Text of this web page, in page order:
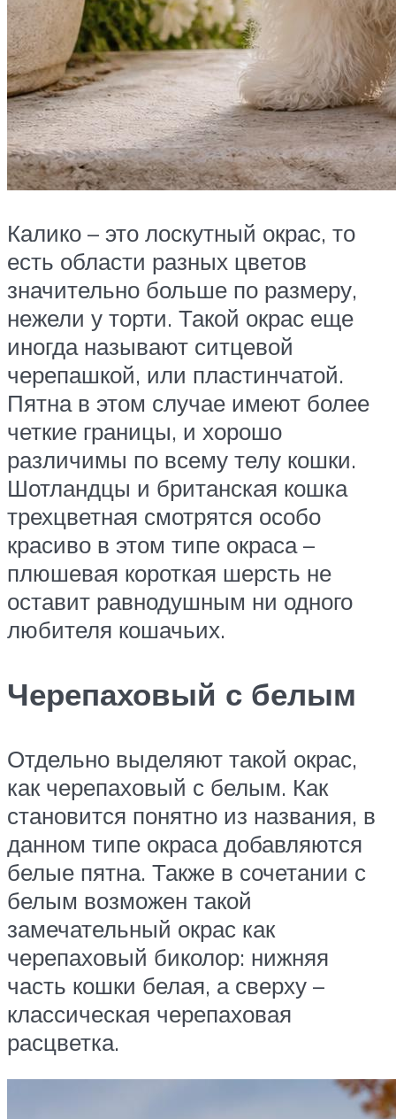
Калико – это лоскутный окрас, то
есть области разных цветов
значительно больше по размеру,
нежели у торти. Такой окрас еще
иногда называют ситцевой
черепашкой, или пластинчатой.
Пятна в этом случае имеют более
четкие границы, и хорошо
различимы по всему телу кошки.
Шотландцы и британская кошка
трехцветная смотрятся особо
красиво в этом типе окраса –
плюшевая короткая шерсть не
оставит равнодушным ни одного
любителя кошачьих.
Черепаховый с белым
Отдельно выделяют такой окрас,
как черепаховый с белым. Как
становится понятно из названия, в
данном типе окраса добавляются
белые пятна. Также в сочетании с
белым возможен такой
замечательный окрас как
черепаховый биколор: нижняя
часть кошки белая, а сверху –
классическая черепаховая
расцветка.